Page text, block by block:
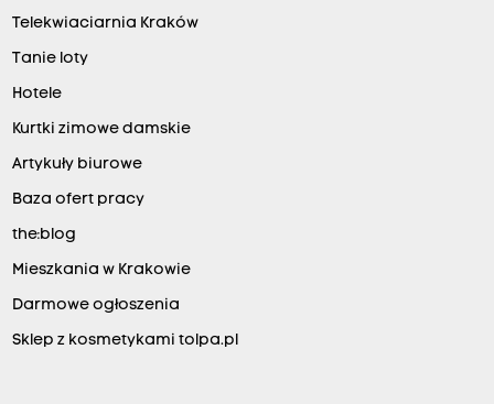
Telekwiaciarnia Kraków
Tanie loty
Hotele
Kurtki zimowe damskie
Artykuły biurowe
Baza ofert pracy
the:blog
Mieszkania w Krakowie
Darmowe ogłoszenia
Sklep z kosmetykami tolpa.pl